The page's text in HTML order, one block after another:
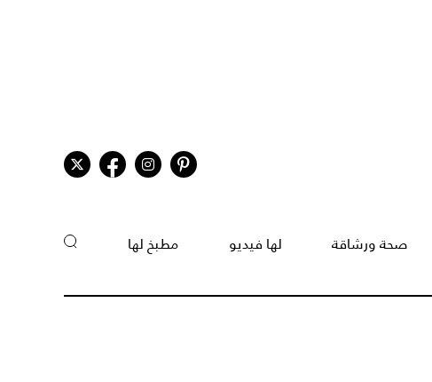
صحة ورشاقة لها فيديو مطبخ لها